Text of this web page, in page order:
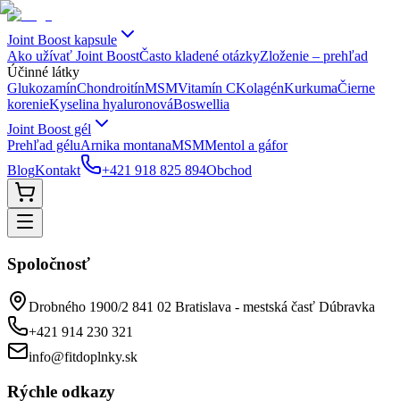
Joint Boost kapsule
Ako užívať Joint BoostČasto kladené otázkyZloženie – prehľad
Účinné látky
GlukozamínChondroitínMSMVitamín CKolagénKurkumaČierne
korenieKyselina hyaluronováBoswellia
Joint Boost gél
Prehľad géluArnika montanaMSMMentol a gáfor
BlogKontakt +421 918 825 894Obchod
Spoločnosť
Drobného 1900/2 841 02 Bratislava - mestská časť Dúbravka
+421 914 230 321
info@fitdoplnky.sk
Rýchle odkazy